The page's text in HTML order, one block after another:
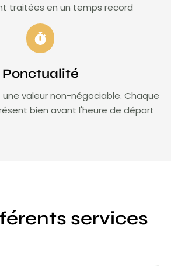
traitées en un temps record
Ponctualité
valeur non-négociable. Chaque
bien avant l'heure de départ
services